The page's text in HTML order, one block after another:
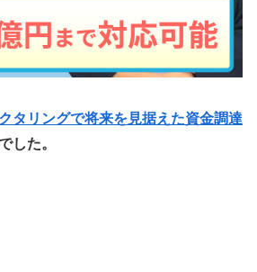
タリングで将来を見据えた資金調達
した。